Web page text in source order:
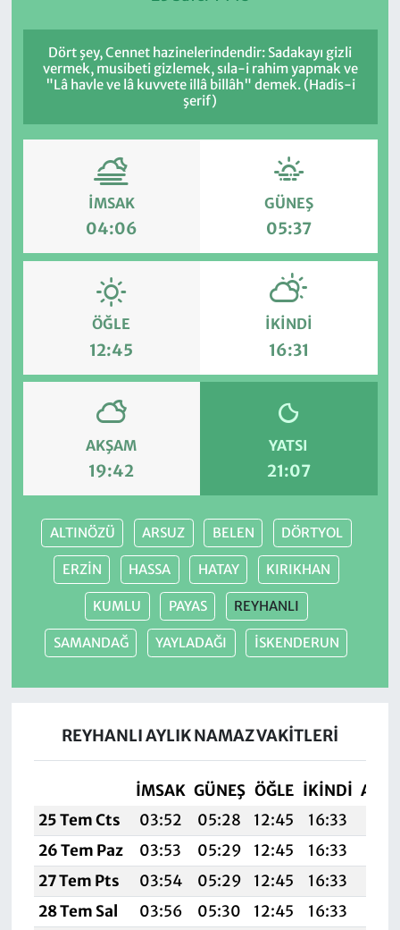
Dört şey, Cennet hazinelerindendir: Sadakayı gizli
vermek, musibeti gizlemek, sıla-i rahim yapmak ve
"Lâ havle ve lâ kuvvete illâ billâh" demek. (Hadis-i
şerif)
İMSAK
04:06
GÜNEŞ
05:37
ÖĞLE
12:45
İKINDI
16:31
AKŞAM
19:42
YATSI
21:07
ALTINÖZÜ ARSUZ BELEN DÖRTYOL
ERZİN HASSA HATAY KIRIKHAN
KUMLU PAYAS REYHANLI
SAMANDAĞ YAYLADAĞI İSKENDERUN
REYHANLI AYLIK NAMAZ VAKITLERI
İMSAK GÜNEŞ ÖĞLE İKINDI
25 Tem Cts
03:52 05:28 12:45 16:33
26 Tem Paz
03:53 05:29 12:45 16:33
27 Tem Pts
03:54 05:29 12:45 16:33
28 Tem Sal
03:56 05:30 12:45 16:33